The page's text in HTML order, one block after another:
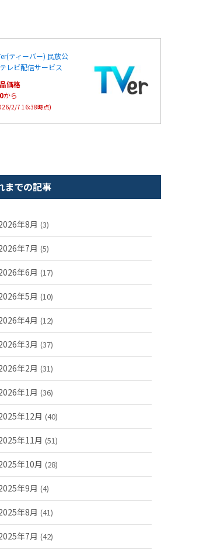
ティーバー) 民放公
レビ配信サービス
価格
から
2/7 16:38時点)
までの記事
年8月 (3)
年7月 (5)
年6月 (17)
年5月 (10)
年4月 (12)
年3月 (37)
年2月 (31)
年1月 (36)
年12月 (40)
年11月 (51)
年10月 (28)
年9月 (4)
年8月 (41)
年7月 (42)